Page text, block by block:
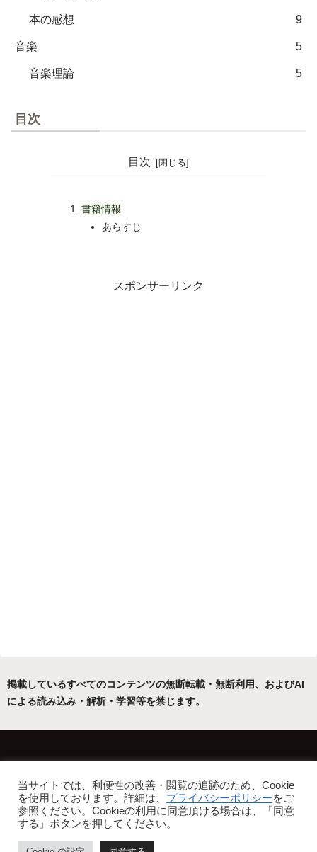
本の感想 9
音楽 5
音楽理論 5
目次
目次
書籍情報
あらすじ
スポンサーリンク
掲載しているすべてのコンテンツの無断転載・無断利用、およびAI
による読み込み・解析・学習等を禁じます。
プライバシーポリシー・免責事項
Copyright © 2022-2026 フリーアトリエ晴星 All Rights Reserved.
当サイトでは、利便性の改善・閲覧の追跡のため、Cookie
を使用しております。詳細は、 プライバシーポリシーをご
参照ください。Cookieの利用に同意頂ける場合は、「同意
する」ボタンを押してください。